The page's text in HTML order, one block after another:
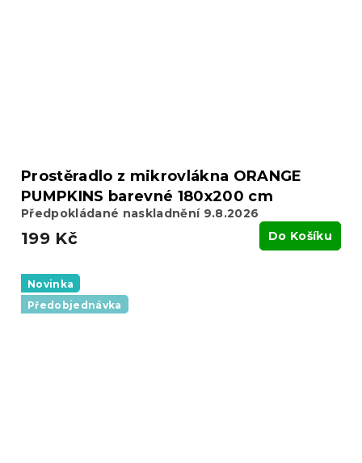
Prostěradlo z mikrovlákna ORANGE
PUMPKINS barevné 180x200 cm
Předpokládané naskladnění 9.8.2026
199 Kč Do Košíku
Novinka
Předobjednávka